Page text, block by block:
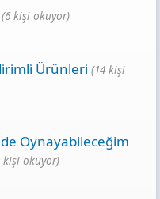
(6 kişi okuyor)
Ürünleri̇ (14 kişi
Oynayabileceğim
kişi okuyor)